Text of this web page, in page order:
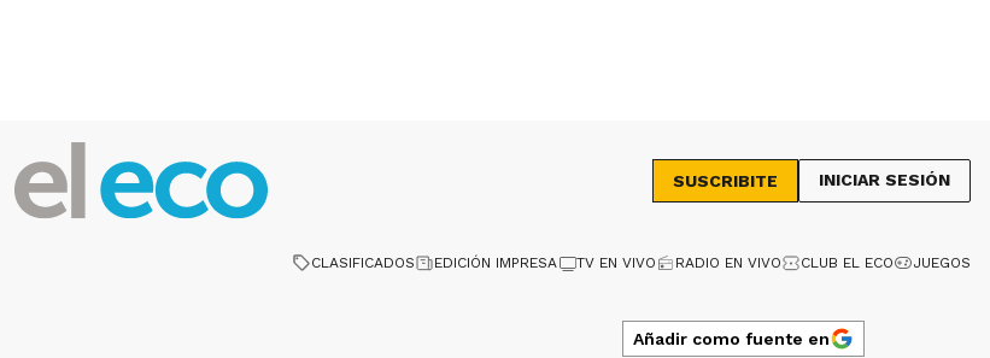
SUSCRIBITE INICIAR SESIÓN
CLASIFICADOS EDICIÓN IMPRESA TV EN VIVO RADIO EN VIVO CLUB EL ECO JUEGOS
Añadir como fuente en